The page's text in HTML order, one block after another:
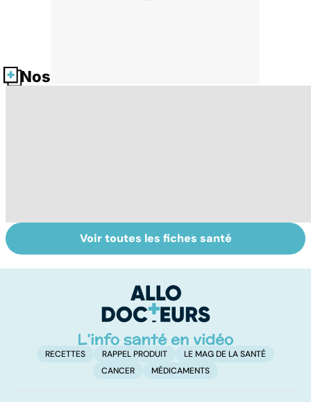
Nos fiches santé
Virus du Nil
occidental : ce
La tuberculose
pulmonaire
Voir toutes les fiches santé
RECETTES RAPPEL PRODUIT
LE MAG DE LA SANTÉ
CANCER
MÉDICAMENTS